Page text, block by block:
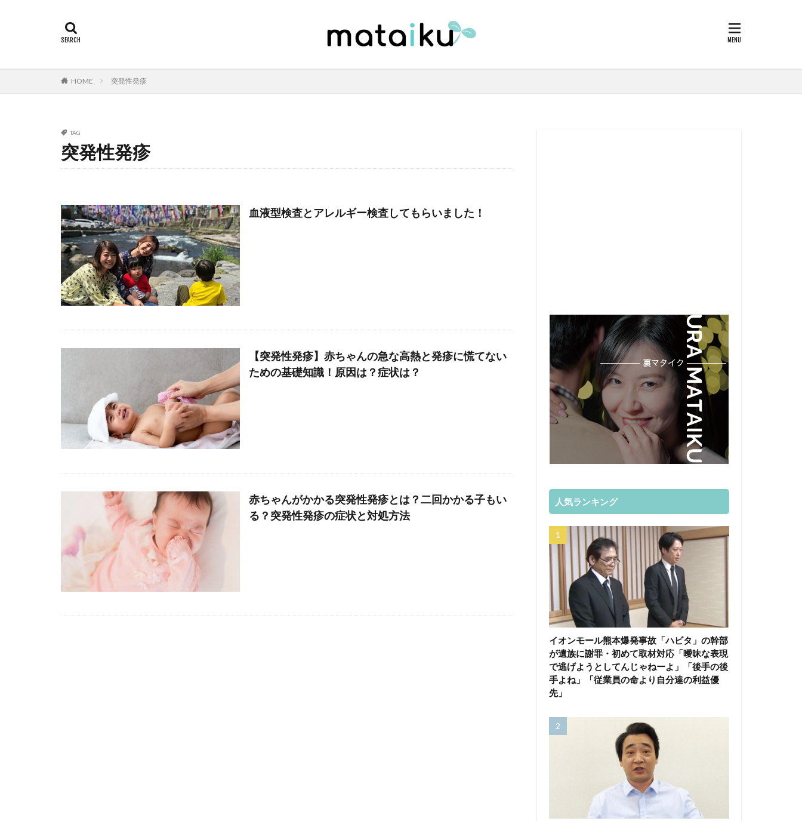
HOME 突発性発疹
TAG
突発性発疹
血液型検査とアレルギー検査してもらいました！
【突発性発疹】赤ちゃんの急な高熱と発疹に慌てない
ための基礎知識！原因は？症状は？
赤ちゃんがかかる突発性発疹とは？二回かかる子もい
る？突発性発疹の症状と対処方法
人気ランキング
イオンモール熊本爆発事故「ハビタ」の幹部
が遺族に謝罪・初めて取材対応「曖昧な表現
で逃げようとしてんじゃねーよ」「後手の後
手よね」「従業員の命より自分達の利益優
先」